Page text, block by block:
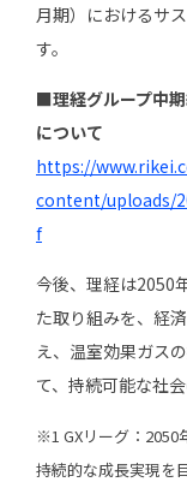
月期）におけるサ
す。
■理経グループ中期
について
https://
content/uploads/
f
今後、理経は2050
た取り組みを、経
え、温室効果ガス
て、持続可能な社
※1 GXリーグ：2050
持続的な成長実現を